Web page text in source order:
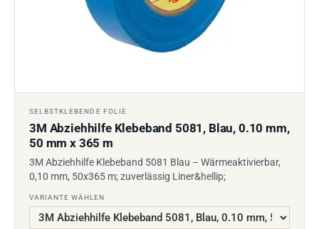
SELBSTKLEBENDE FOLIE
3M Abziehhilfe Klebeband 5081, Blau, 0.10 mm,
50 mm x 365 m
3M Abziehhilfe Klebeband 5081 Blau – Wärmeaktivierbar,
0,10 mm, 50x365 m; zuverlässig Liner&hellip;
VARIANTE WÄHLEN